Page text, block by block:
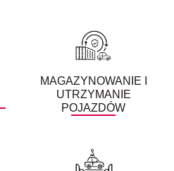
MAGAZYNOWANIE I
UTRZYMANIE
POJAZDÓW